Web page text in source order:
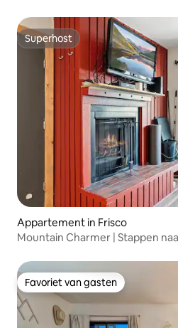
Superhost
Superhost
Appartement in Frisco
Mountain Charmer | Stappen
Favoriet van gasten
Favoriet van gasten